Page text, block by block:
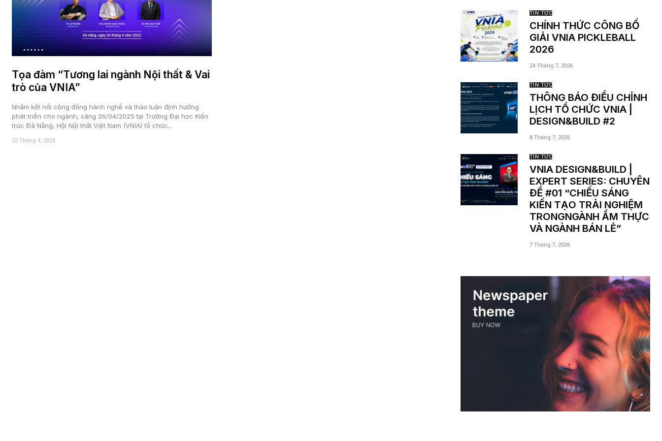
Tọa đàm “Tương lai ngành Nội thất & Vai
trò của VNIA”
Nhằm kết nối cộng đồng hành nghề và thảo luận định hướng
phát triển cho ngành, sáng 26/04/2025 tại Trường Đại học Kiến
trúc Đà Nẵng, Hội Nội thất Việt Nam (VNIA) tổ chức...
22 Tháng 4, 2025
TIN TỨC
CHÍNH THỨC CÔNG BỐ
GIẢI VNIA PICKLEBALL
2026
24 Tháng 7, 2026
TIN TỨC
THÔNG BÁO ĐIỀU CHỈNH
LỊCH TỔ CHỨC VNIA |
DESIGN&BUILD #2
8 Tháng 7, 2026
TIN TỨC
VNIA DESIGN&BUILD |
EXPERT SERIES: CHUYÊN
ĐỀ #01 “CHIẾU SÁNG
KIẾN TẠO TRẢI NGHIỆM
TRONGNGÀNH ẨM THỰC
VÀ NGÀNH BÁN LẺ”
7 Tháng 7, 2026